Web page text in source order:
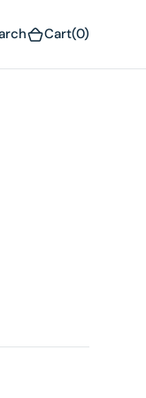
Cart(0)